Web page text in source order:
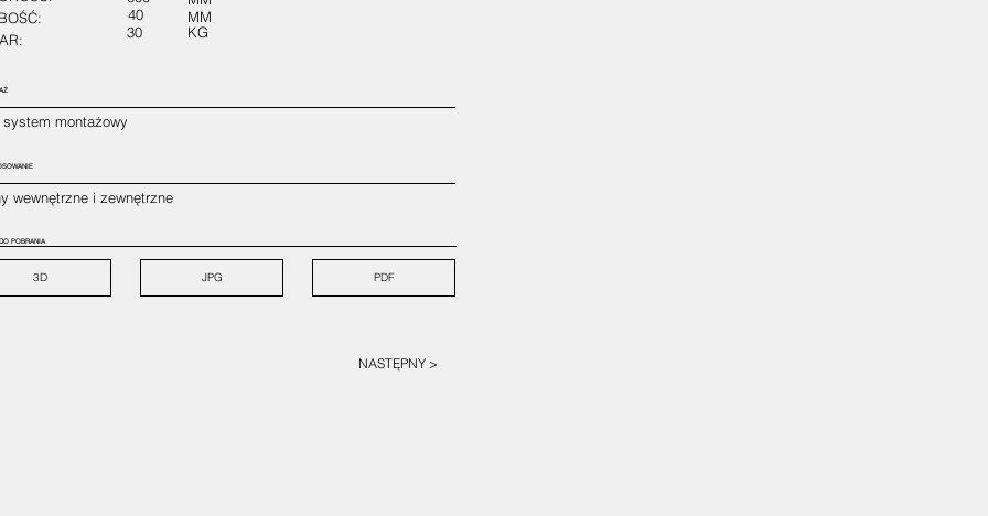
40
30
MM
KG
montażowy
wewnętrzne i zewnętrzne
POBRANIA
3D JPG PDF
NASTĘPNY >